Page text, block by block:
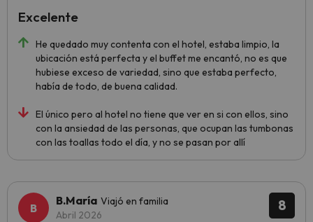
He quedado muy contenta con el hotel, estaba limpio, la
ubicación está perfecta y el buffet me encantó, no es que
hubiese exceso de variedad, sino que estaba perfecto,
había de todo, de buena calidad.
El único pero al hotel no tiene que ver en si con ellos, sino
con la ansiedad de las personas, que ocupan las tumbonas
con las toallas todo el día, y no se pasan por allí
Excelente
8
B.María Viajó en familia
Abril 2026